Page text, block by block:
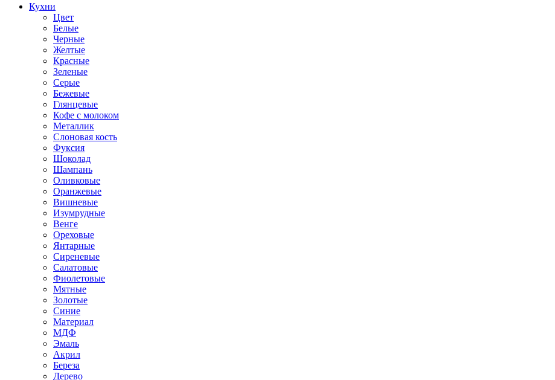
Кухни
Цвет
Белые
Черные
Желтые
Красные
Зеленые
Серые
Бежевые
Глянцевые
Кофе с молоком
Металлик
Слоновая кость
Фуксия
Шоколад
Шампань
Оливковые
Оранжевые
Вишневые
Изумрудные
Венге
Ореховые
Янтарные
Сиреневые
Салатовые
Фиолетовые
Мятные
Золотые
Синие
Материал
МДФ
Эмаль
Акрил
Береза
Дерево